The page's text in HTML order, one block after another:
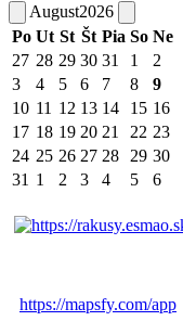
August2026
Po Ut St Št Pia So Ne
27 28 29 30 31 1
2
3
4 5 6 7 8
9
10 11 12 13 14 15 16
17 18 19 20 21 22 23
24 25 26 27 28 29 30
31 1 2 3 4 5 6
https://mapsfy.com/app